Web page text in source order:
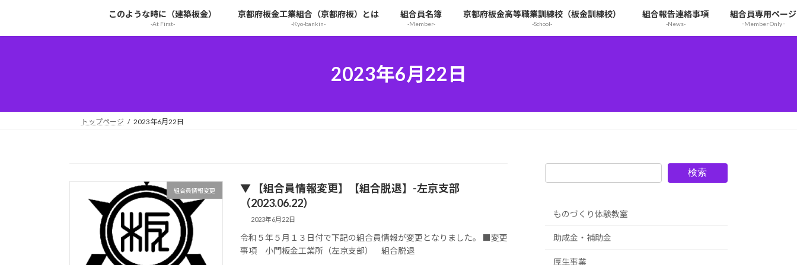
テ
ゲ
このような時に（建築板金）
-At First-
京都府板金工業組合（京都府板）とは
-Kyo-bankin-
組合員名簿
-Member-
京都府板金高等職業訓練校（板金訓練校）
-School-
組合報告連絡事項
-News-
組合員専用ページ
ｰMember Onlyｰ
2023年6月22日
トップページ 2023年6月22日
組合員情報変更
▼ 【組合員情報変更】【組合脱退】-左京支部
（2023.06.22）
2023年6月22日
令和５年５月１３日付で下記の組合員情報が変更となりました。 ■変更
事項 小門板金工業所（左京支部） 組合脱退
検索
ものづくり体験教室
助成金・補助金
厚生事業